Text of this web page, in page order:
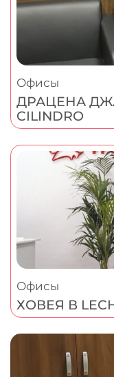
Офисы
ДРАЦЕНА
CILINDRO
Офисы
ХОВЕЯ В